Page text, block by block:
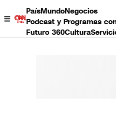
PaísMundoNegocios
Podcast y Programas
Futuro 360Cultura